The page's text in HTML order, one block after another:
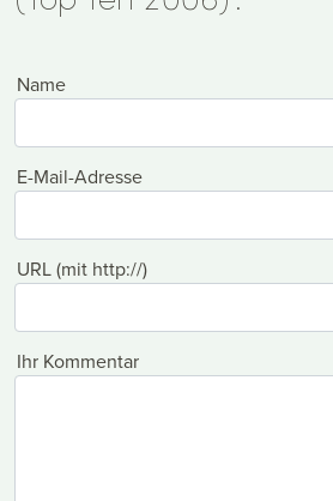
Name
E-Mail-Adresse
URL (mit http://)
Ihr Kommentar